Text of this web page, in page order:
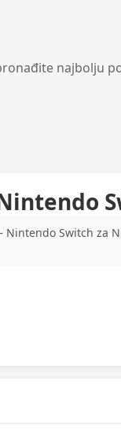
najbolju
Switch za